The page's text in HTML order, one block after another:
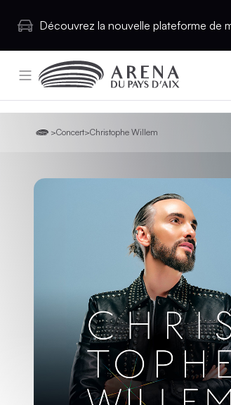
Découvrez la nouvelle plateforme de
>Concert>Christophe Willem